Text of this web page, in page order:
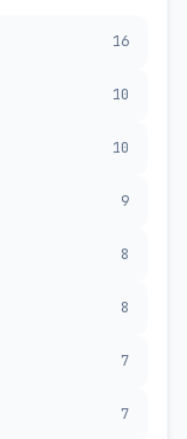
16
10
10
9
8
8
7
7